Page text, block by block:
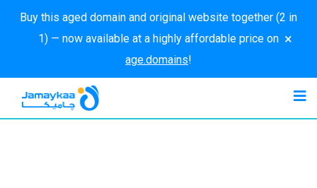
Buy this aged domain and original website together (2 in
1) — now available at a highly affordable price on
age.domains!
×